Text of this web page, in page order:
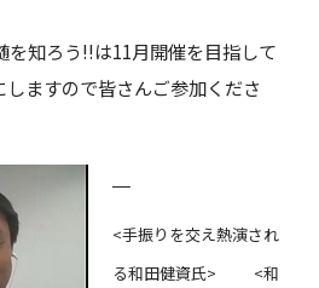
知ろう!!は11月開催を目指して
ますので皆さんご参加くださ
<手振りを交え熱演され
る和田健資氏> <和